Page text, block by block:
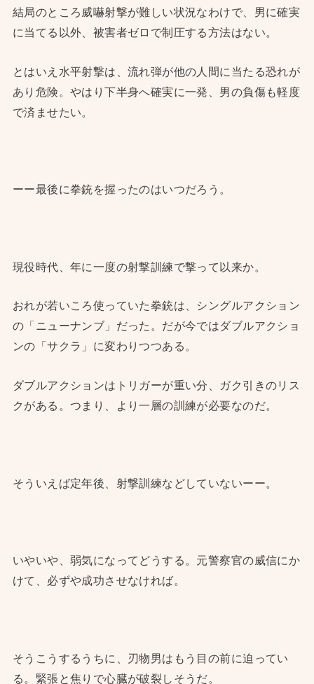
結局のところ威嚇射撃が難しい状況なわけで、男に確実
に当てる以外、被害者ゼロで制圧する方法はない。
とはいえ水平射撃は、流れ弾が他の人間に当たる恐れが
あり危険。やはり下半身へ確実に一発、男の負傷も軽度
で済ませたい。
ーー最後に拳銃を握ったのはいつだろう。
現役時代、年に一度の射撃訓練で撃って以来か。
おれが若いころ使っていた拳銃は、シングルアクション
の「ニューナンブ」だった。だが今ではダブルアクショ
ンの「サクラ」に変わりつつある。
ダブルアクションはトリガーが重い分、ガク引きのリス
クがある。つまり、より一層の訓練が必要なのだ。
そういえば定年後、射撃訓練などしていないーー。
いやいや、弱気になってどうする。元警察官の威信にか
けて、必ずや成功させなければ。
そうこうするうちに、刃物男はもう目の前に迫ってい
る。緊張と焦りで心臓が破裂しそうだ。